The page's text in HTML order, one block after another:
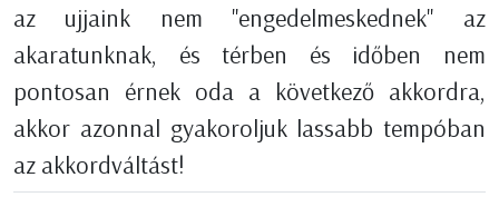
az ujjaink nem "engedelmeskednek" az
akaratunknak, és térben és időben nem
pontosan érnek oda a következő akkordra,
akkor azonnal gyakoroljuk lassabb tempóban
az akkordváltást!